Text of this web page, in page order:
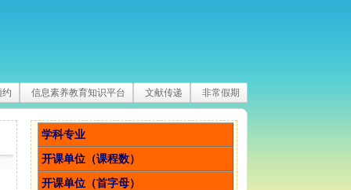
约 信息素养教育知识平台 文献传递 非常假期
学科专业
开课单位（课程数）
开课单位（首字母）